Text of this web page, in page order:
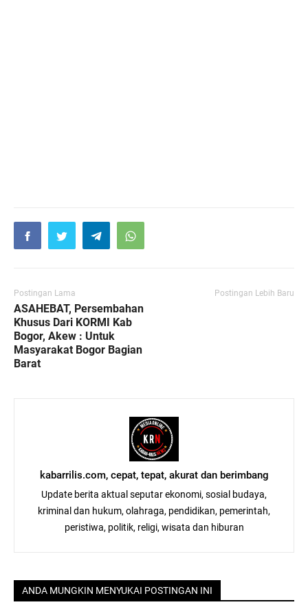
Postingan Lama
ASAHEBAT, Persembahan
Khusus Dari KORMI Kab
Bogor, Akew : Untuk
Masyarakat Bogor Bagian
Barat
Postingan Lebih Baru
kabarrilis.com, cepat, tepat, akurat dan berimbang
Update berita aktual seputar ekonomi, sosial budaya,
kriminal dan hukum, olahraga, pendidikan, pemerintah,
peristiwa, politik, religi, wisata dan hiburan
ANDA MUNGKIN MENYUKAI POSTINGAN INI